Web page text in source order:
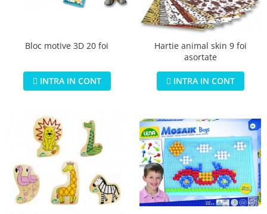
Kituri constructie si pictura
Machete auto Diecast
Masinute Radiocomanda
Papusi si accesorii
Trenulete Electrice
Unico Plus
Vehicule
Bloc motive 3D 20 foi
INTRA IN CONT
Hartie animal skin 9 foi
asortate
INTRA IN CONT